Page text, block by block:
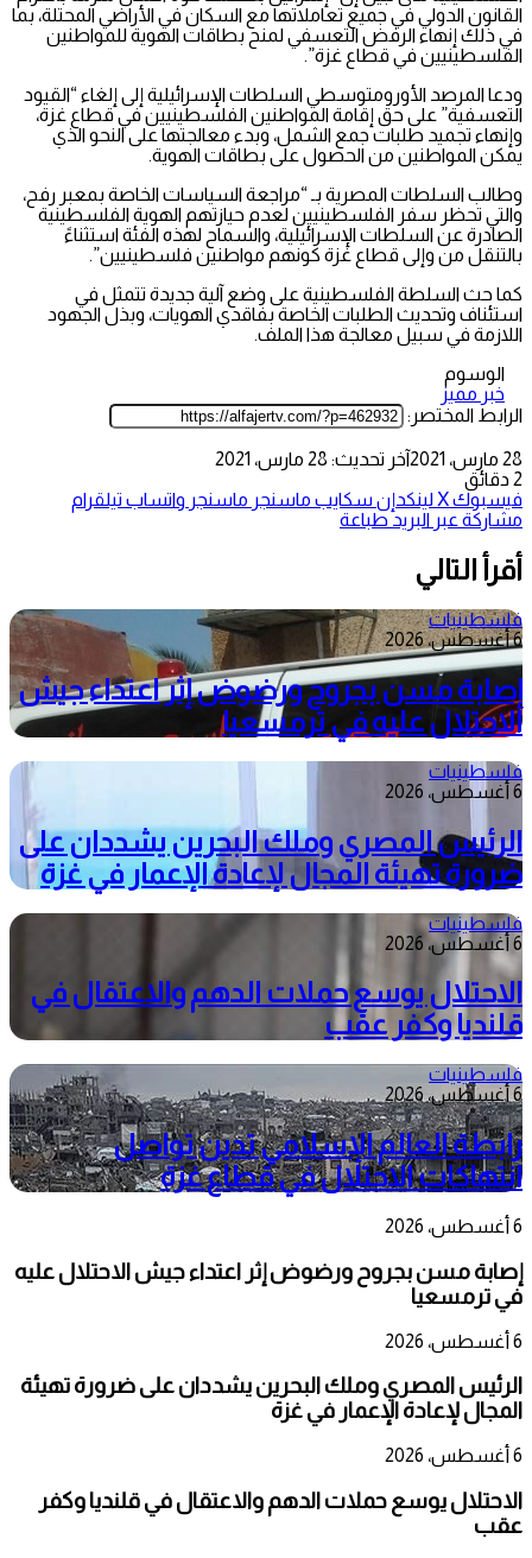
القانون الدولي في جميع تعاملاتها مع السكان في الأراضي المحتلة، بما
في ذلك إنهاء الرفض التعسفي لمنح بطاقات الهوية للمواطنين
الفلسطينيين في قطاع غزة”.
ودعا المرصد الأورومتوسطي السلطات الإسرائيلية إلى إلغاء “القيود
التعسفية” على حق إقامة المواطنين الفلسطينيين في قطاع غزة،
وإنهاء تجميد طلبات جمع الشمل، وبدء معالجتها على النحو الذي
يمكن المواطنين من الحصول على بطاقات الهوية.
وطالب السلطات المصرية بـ “مراجعة السياسات الخاصة بمعبر رفح،
والتي تحظر سفر الفلسطينيين لعدم حيازتهم الهوية الفلسطينية
الصادرة عن السلطات الإسرائيلية، والسماح لهذه الفئة استثناءً
بالتنقل من وإلى قطاع غزة كونهم مواطنين فلسطينيين”.
كما حث السلطة الفلسطينية على وضع آلية جديدة تتمثل في
استئناف وتحديث الطلبات الخاصة بفاقدي الهويات، وبذل الجهود
اللازمة في سبيل معالجة هذا الملف.
الوسوم
خبر مميز
الرابط المختصر:
28 مارس، 2021
آخر تحديث: 28 مارس، 2021
2 دقائق
فيسبوك‫Xلينكدإن سكايب ماسنجر ماسنجر واتساب تيلقرام
مشاركة عبر البريد طباعة
أقرأ التالي
فلسطينيات
6 أغسطس، 2026
إصابة مسن بجروح ورضوض إثر اعتداء جيش
الاحتلال عليه في ترمسعيا
فلسطينيات
6 أغسطس، 2026
الرئيس المصري وملك البحرين يشددان على
ضرورة تهيئة المجال لإعادة الإعمار في غزة
فلسطينيات
6 أغسطس، 2026
الاحتلال يوسع حملات الدهم والاعتقال في
قلنديا وكفر عقب
فلسطينيات
6 أغسطس، 2026
رابطة العالم الإسلامي تدين تواصل
انتهاكات الاحتلال في قطاع غزة
6 أغسطس، 2026
إصابة مسن بجروح ورضوض إثر اعتداء جيش الاحتلال عليه
في ترمسعيا
6 أغسطس، 2026
الرئيس المصري وملك البحرين يشددان على ضرورة تهيئة
المجال لإعادة الإعمار في غزة
6 أغسطس، 2026
الاحتلال يوسع حملات الدهم والاعتقال في قلنديا وكفر
عقب